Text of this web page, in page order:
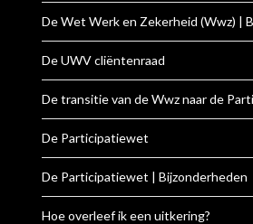
De Wet Werk en Zekerheid (Wwz) |
De UWV cliëntenraad
De transitie van de Wwz naar de
De Participatiewet
De Participatiewet | Bijzonderheden
Hoe overleef ik een uitkering?